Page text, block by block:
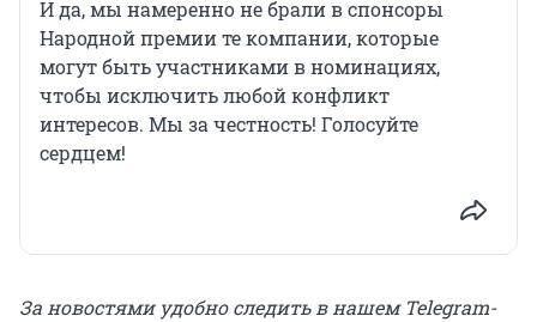
И да, мы намеренно не брали в спонсоры
Народной премии те компании, которые
могут быть участниками в номинациях,
чтобы исключить любой конфликт
интересов. Мы за честность! Голосуйте
сердцем!
За новостями удобно следить в нашем Telegram-